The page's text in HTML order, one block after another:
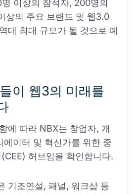
이상의 참석자, 200명의
상의 주요 브랜드 및 웹3.0
대 최대 규모가 될 것으로 예
이 웹3의 미래를
에 따라 NBX는 창업자, 개
에이터 및 혁신가를 위한 중
허브임을 확인합니다.
기조연설, 패널, 워크샵 등